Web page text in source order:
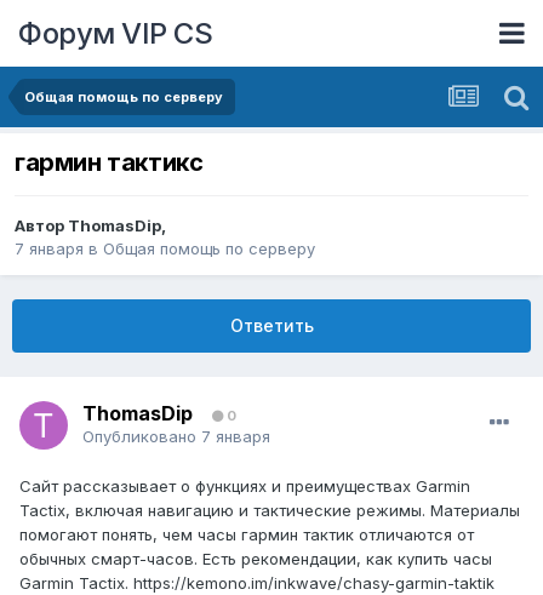
Форум VIP CS
Общая помощь по серверу
гармин тактикс
Автор ThomasDip,
7 января в Общая помощь по серверу
Ответить
ThomasDip 0
Опубликовано 7 января
Сайт рассказывает о функциях и преимуществах Garmin
Tactix, включая навигацию и тактические режимы. Материалы
помогают понять, чем часы гармин тактик отличаются от
обычных смарт-часов. Есть рекомендации, как купить часы
Garmin Tactix. https://kemono.im/inkwave/chasy-garmin-taktik